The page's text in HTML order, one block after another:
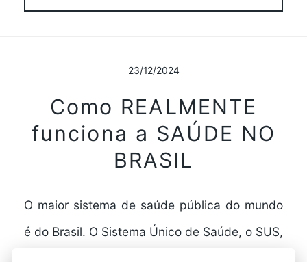
23/12/2024
Como REALMENTE
funciona a SAÚDE NO
BRASIL
O maior sistema de saúde pública do mundo
é do Brasil. O Sistema Único de Saúde, o SUS,